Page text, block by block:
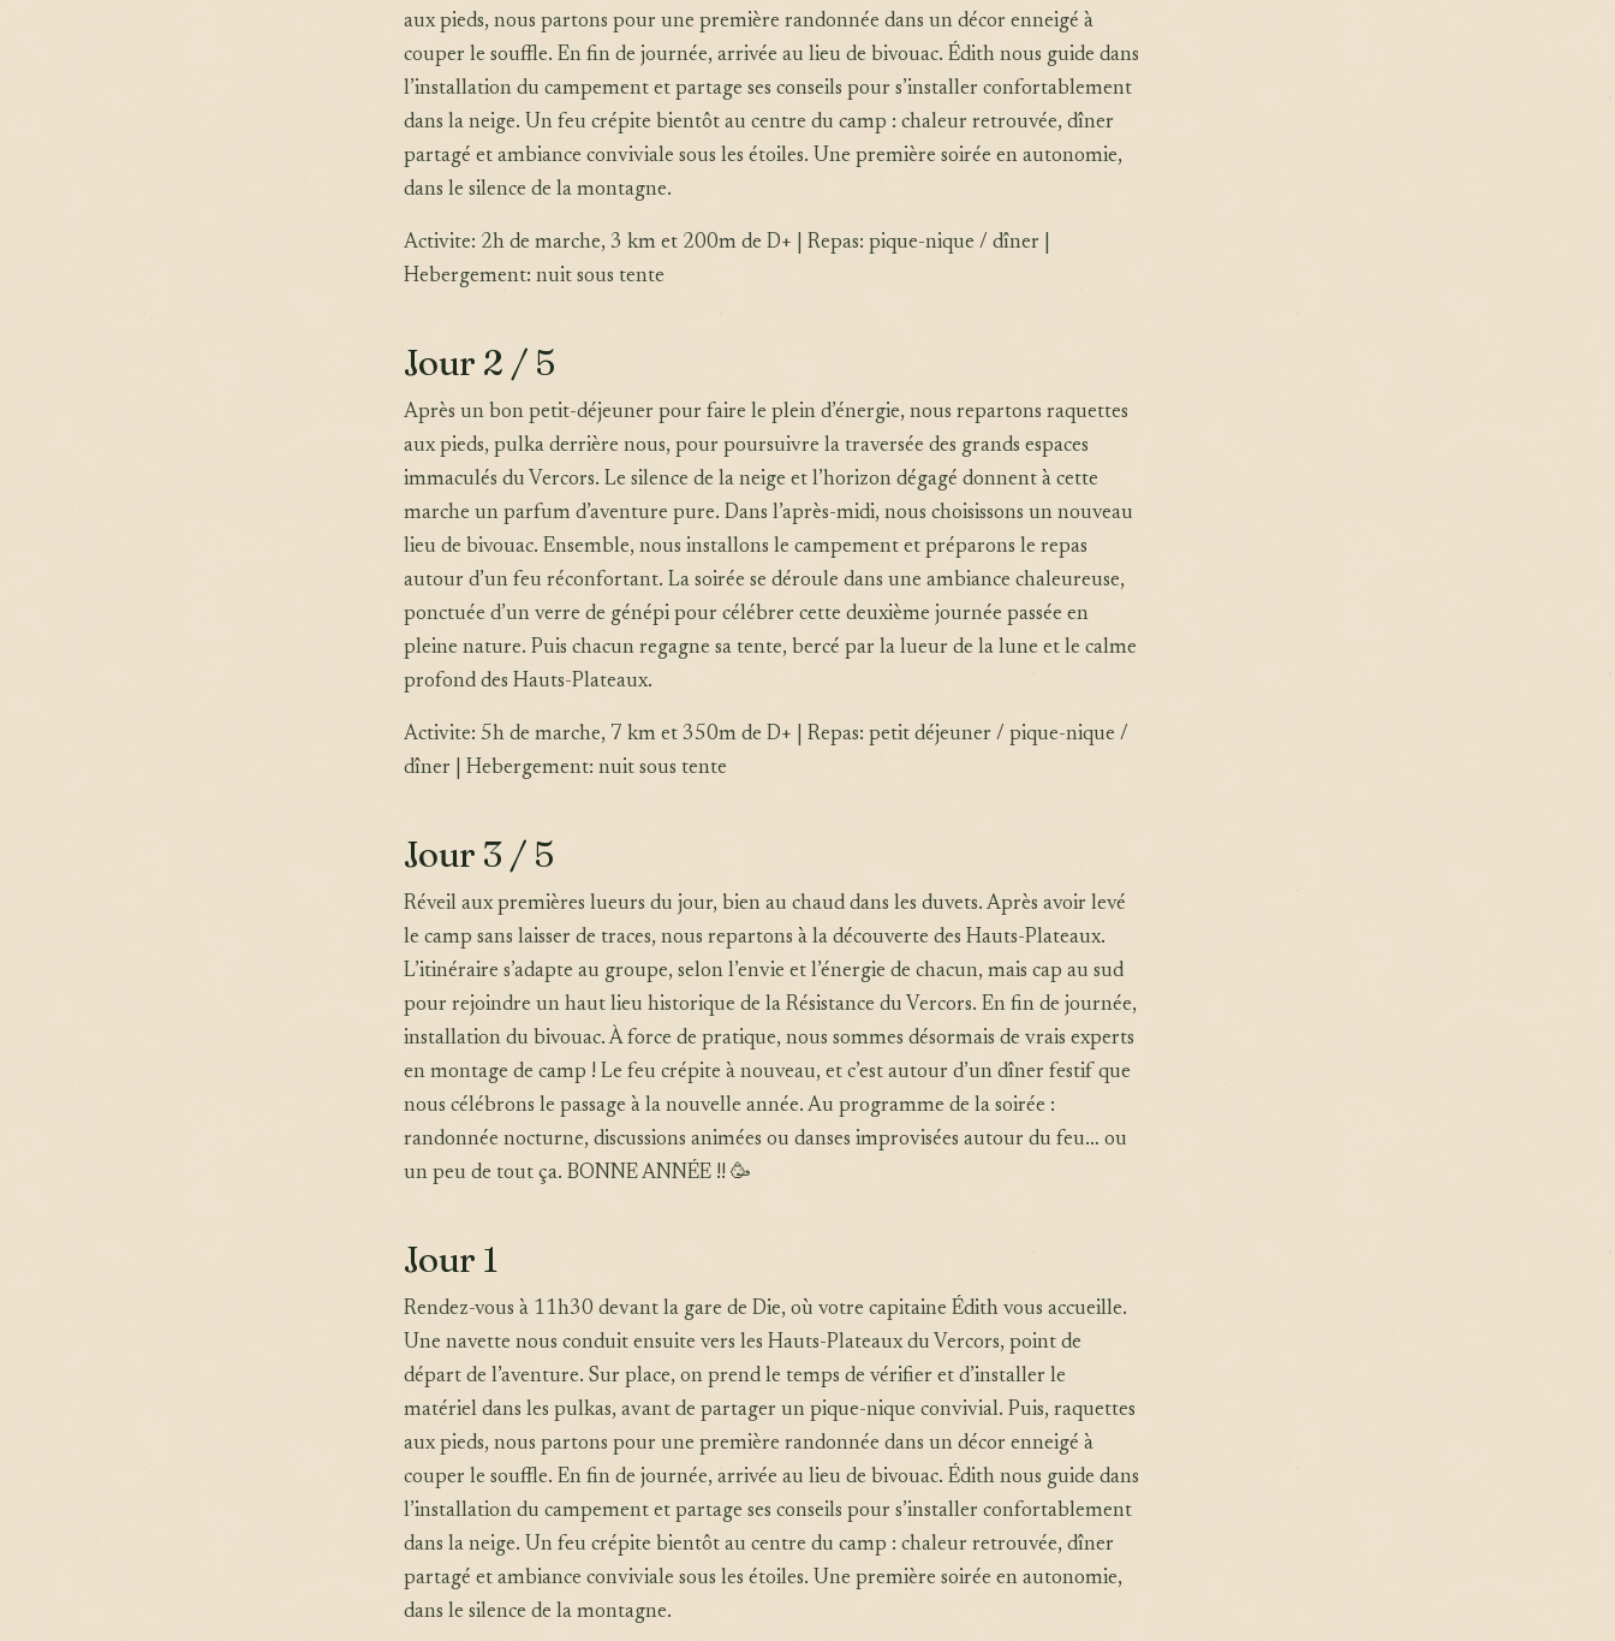
aux pieds, nous partons pour une première randonnée dans un décor enneigé à
couper le souffle. En fin de journée, arrivée au lieu de bivouac. Édith nous guide dans
l’installation du campement et partage ses conseils pour s’installer confortablement
dans la neige. Un feu crépite bientôt au centre du camp : chaleur retrouvée, dîner
partagé et ambiance conviviale sous les étoiles. Une première soirée en autonomie,
dans le silence de la montagne.
Activite: 2h de marche, 3 km et 200m de D+ | Repas: pique-nique / dîner |
Hebergement: nuit sous tente
Jour 2 / 5
Après un bon petit-déjeuner pour faire le plein d’énergie, nous repartons raquettes
aux pieds, pulka derrière nous, pour poursuivre la traversée des grands espaces
immaculés du Vercors. Le silence de la neige et l’horizon dégagé donnent à cette
marche un parfum d’aventure pure. Dans l’après-midi, nous choisissons un nouveau
lieu de bivouac. Ensemble, nous installons le campement et préparons le repas
autour d’un feu réconfortant. La soirée se déroule dans une ambiance chaleureuse,
ponctuée d’un verre de génépi pour célébrer cette deuxième journée passée en
pleine nature. Puis chacun regagne sa tente, bercé par la lueur de la lune et le calme
profond des Hauts-Plateaux.
Activite: 5h de marche, 7 km et 350m de D+ | Repas: petit déjeuner / pique-nique /
dîner | Hebergement: nuit sous tente
Jour 3 / 5
Réveil aux premières lueurs du jour, bien au chaud dans les duvets. Après avoir levé
le camp sans laisser de traces, nous repartons à la découverte des Hauts-Plateaux.
L’itinéraire s’adapte au groupe, selon l’envie et l’énergie de chacun, mais cap au sud
pour rejoindre un haut lieu historique de la Résistance du Vercors. En fin de journée,
installation du bivouac. À force de pratique, nous sommes désormais de vrais experts
en montage de camp ! Le feu crépite à nouveau, et c’est autour d’un dîner festif que
nous célébrons le passage à la nouvelle année. Au programme de la soirée :
randonnée nocturne, discussions animées ou danses improvisées autour du feu… ou
un peu de tout ça. BONNE ANNÉE !! 🥳
Jour 1
Rendez-vous à 11h30 devant la gare de Die, où votre capitaine Édith vous accueille.
Une navette nous conduit ensuite vers les Hauts-Plateaux du Vercors, point de
départ de l’aventure. Sur place, on prend le temps de vérifier et d’installer le
matériel dans les pulkas, avant de partager un pique-nique convivial. Puis, raquettes
aux pieds, nous partons pour une première randonnée dans un décor enneigé à
couper le souffle. En fin de journée, arrivée au lieu de bivouac. Édith nous guide dans
l’installation du campement et partage ses conseils pour s’installer confortablement
dans la neige. Un feu crépite bientôt au centre du camp : chaleur retrouvée, dîner
partagé et ambiance conviviale sous les étoiles. Une première soirée en autonomie,
dans le silence de la montagne.